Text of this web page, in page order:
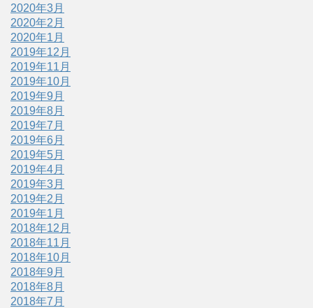
2020年3月
2020年2月
2020年1月
2019年12月
2019年11月
2019年10月
2019年9月
2019年8月
2019年7月
2019年6月
2019年5月
2019年4月
2019年3月
2019年2月
2019年1月
2018年12月
2018年11月
2018年10月
2018年9月
2018年8月
2018年7月